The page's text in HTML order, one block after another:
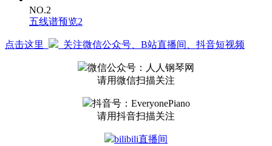
NO.2
五线谱预览2
点击这里 关注微信公众号、B站直播间、抖音短视频
微信公众号：人人钢琴网
请用微信扫描关注
抖音号：EveryonePiano
请用抖音扫描关注
bilibili直播间